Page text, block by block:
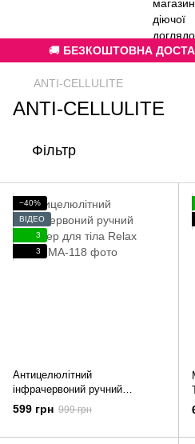
🚚 БЕЗКОШТОВНА
ANTI-CELLULITE
ANTI-CELLULITE
Фільтр
−40%
ВІДЕО
3
3
Антицелюлітний
інфрачервоний ручний
масажер для тіла Relax Body+
599 грн 999 грн